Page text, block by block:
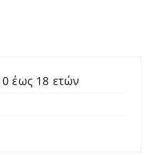
έως 18 ετών